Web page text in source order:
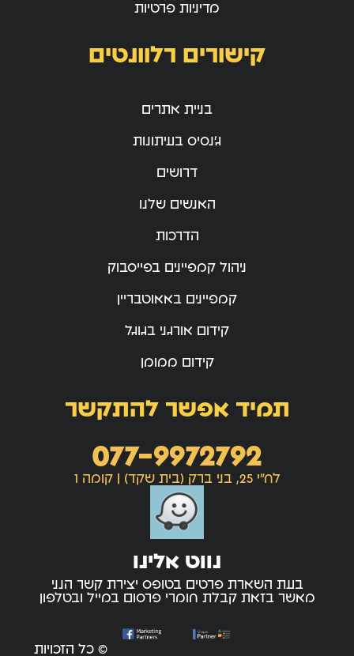
מדיניות פרטיות
קישורים רלוונטים
בניית אתרים
ג’נסיס בעיתונות
דרושים
האנשים שלנו
הדרכות
ניהול קמפיינים בפייסבוק
קמפיינים באאוטבריין
קידום אורגני בגוגל
קידום ממומן
תמיד אפשר להתקשר
077-9972792
לח"י 25, בני ברק (בית שקד) | קומה 1
נווט אלינו
בעת השארת פרטים בטופס יצירת קשר הנני
מאשר בזאת קבלת חומרי פרסום במייל ובטלפון
© כל הזכויות